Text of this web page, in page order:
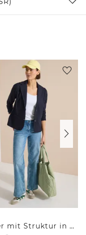
Blazer mit Struktur in Unifarbe